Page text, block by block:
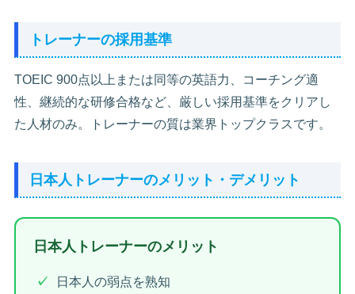
トレーナーの採用基準
TOEIC 900点以上または同等の英語力、コーチング適
性、継続的な研修合格など、厳しい採用基準をクリアし
た人材のみ。トレーナーの質は業界トップクラスです。
日本人トレーナーのメリット・デメリット
日本人トレーナーのメリット
日本人の弱点を熟知